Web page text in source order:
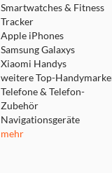
Smartwatches & Fitness
Tracker
Apple iPhones
Samsung Galaxys
Xiaomi Handys
weitere Top-
Telefone & Telefon-
Zubehör
Navigationsgeräte
mehr